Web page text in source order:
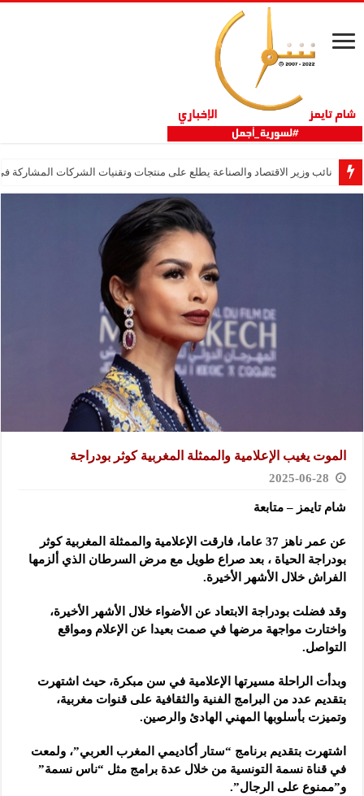
نائب وزير الاقتصاد والصناعة يطلع على منتجات وتقنيات الشركات المشاركة في
الموت يغيب الإعلامية والممثلة المغربية كوثر بودراجة
2025-06-28
شام تايمز – متابعة
عن عمر ناهز 37 عاما، فارقت الإعلامية والممثلة المغربية كوثر
بودراجة الحياة ، بعد صراع طويل مع مرض السرطان الذي ألزمها
الفراش خلال الأشهر الأخيرة.
وقد فضلت بودراجة الابتعاد عن الأضواء خلال الأشهر الأخيرة،
واختارت مواجهة مرضها في صمت بعيدا عن الإعلام ومواقع
التواصل.
وبدأت الراحلة مسيرتها الإعلامية في سن مبكرة، حيث اشتهرت
بتقديم عدد من البرامج الفنية والثقافية على قنوات مغربية،
وتميزت بأسلوبها المهني الهادئ والرصين.
اشتهرت بتقديم برنامج “ستار أكاديمي المغرب العربي”، ولمعت
في قناة نسمة التونسية من خلال عدة برامج مثل “ناس نسمة”
و”ممنوع على الرجال”.